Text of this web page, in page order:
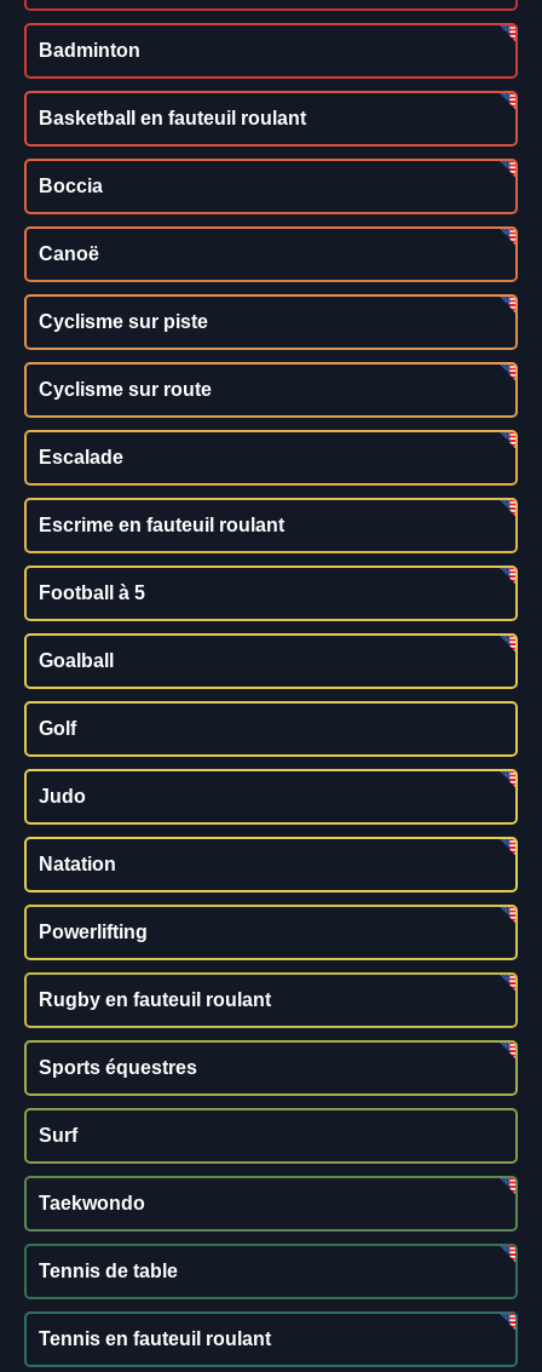
Badminton
Basketball en fauteuil roulant
Boccia
Canoë
Cyclisme sur piste
Cyclisme sur route
Escalade
Escrime en fauteuil roulant
Football à 5
Goalball
Golf
Judo
Natation
Powerlifting
Rugby en fauteuil roulant
Sports équestres
Surf
Taekwondo
Tennis de table
Tennis en fauteuil roulant